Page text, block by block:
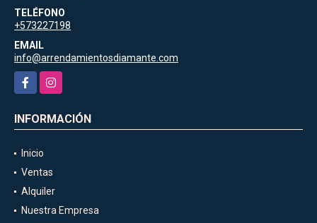
TELÉFONO
+573227198
EMAIL
info@arrendamientosdiamante.com
FacebookInstagram
INFORMACIÓN
Inicio
Ventas
Alquiler
Nuestra Empresa